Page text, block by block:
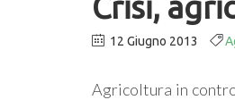
12 Giugno 2013
Agricoltura in